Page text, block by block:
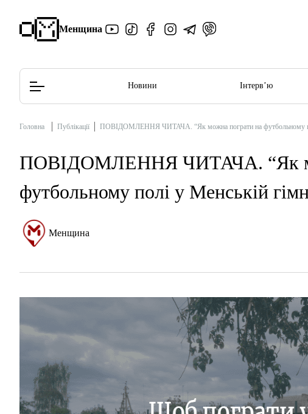
Менщина
Редакційна політика
Новини Інтерв’ю
Головна Публікації ПОВІДОМЛЕННЯ ЧИТАЧА. “Як можна пограти на футбольному
ПОВІДОМЛЕННЯ ЧИТАЧА. “Як
футбольному полі у Менській
Менщина